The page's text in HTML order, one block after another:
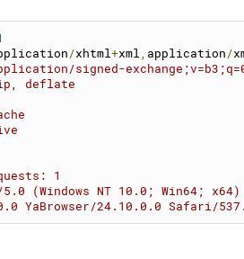
/xhtml +xml application /
signed-
deflate
1
(Windows NT 10.0; Win64; x64)
YaBrowser/24.10.0.0 Safari/